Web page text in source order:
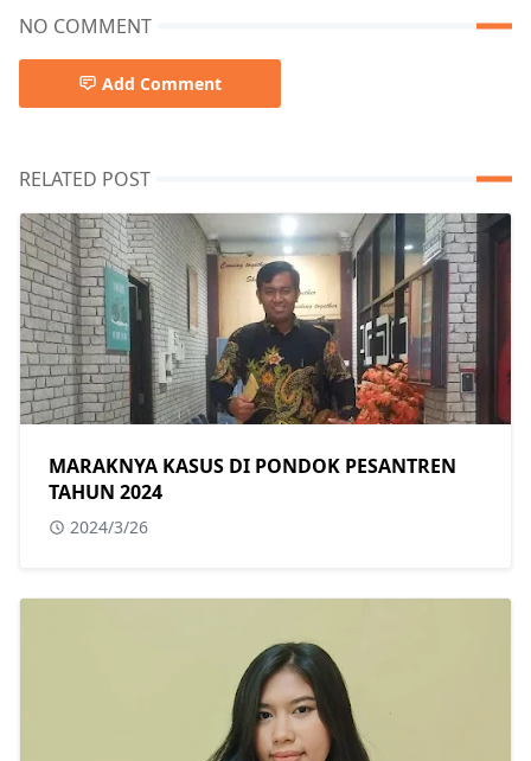
NO COMMENT
Add Comment
RELATED POST
MARAKNYA KASUS DI PONDOK PESANTREN
TAHUN 2024
2024/3/26